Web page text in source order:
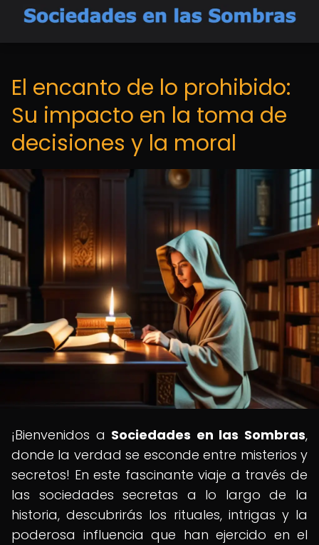
El encanto de lo prohibido:
Su impacto en la toma de
decisiones y la moral
¡Bienvenidos a Sociedades en las Sombras,
donde la verdad se esconde entre misterios y
secretos! En este fascinante viaje a través de
las sociedades secretas a lo largo de la
historia, descubrirás los rituales, intrigas y la
poderosa influencia que han ejercido en el